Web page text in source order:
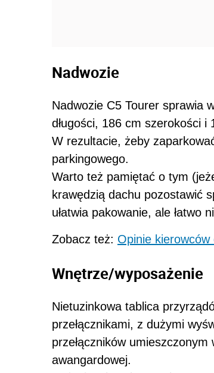
Nadwozie
Nadwozie C5 Tourer sprawia
długości, 186 cm szerokości
W rezultacie, żeby
parkingowego.
Warto też pamiętać o tym
krawędzią dachu pozostawić
ułatwia pakowanie, ale łatwo
Zobacz też: Opinie
Wnętrze/wyposażenie
Nietuzinkowa tablica
przełącznikami, z dużymi
przełączników
awangardowej.